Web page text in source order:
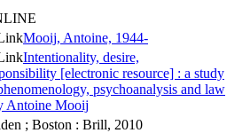
Mooij, Antoine, 1944-
Intentionality, desire,
[electronic resource] : a study
psychoanalysis and law
Antoine Mooij
; Boston : Brill, 2010